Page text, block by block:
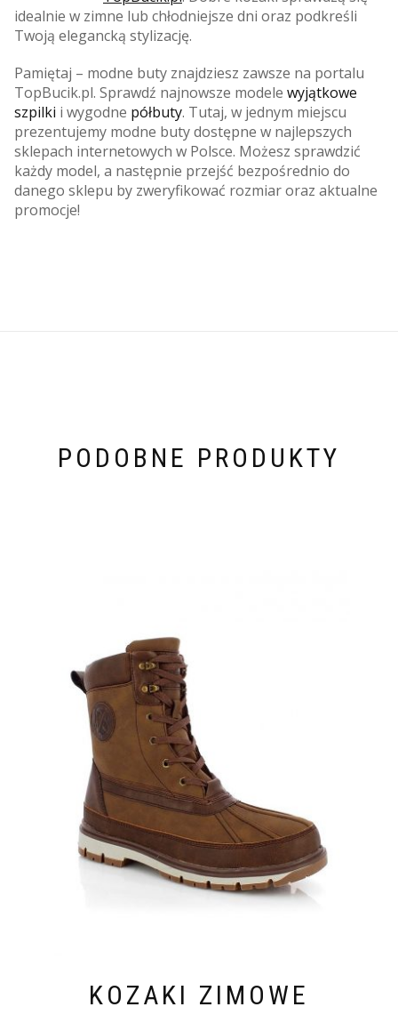
idealnie w zimne lub chłodniejsze dni oraz podkreśli
Twoją elegancką stylizację.
Pamiętaj – modne buty znajdziesz zawsze na portalu
TopBucik.pl. Sprawdź najnowsze modele wyjątkowe
szpilki i wygodne półbuty. Tutaj, w jednym miejscu
prezentujemy modne buty dostępne w najlepszych
sklepach internetowych w Polsce. Możesz sprawdzić
każdy model, a następnie przejść bezpośrednio do
danego sklepu by zweryfikować rozmiar oraz aktualne
promocje!
PODOBNE PRODUKTY
KOZAKI ZIMOWE